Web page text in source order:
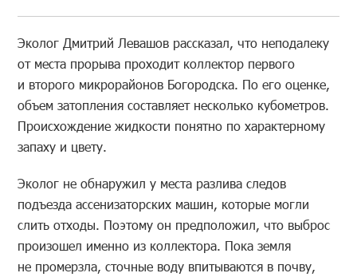
Эколог Дмитрий Левашов рассказал, что неподалеку
от места прорыва проходит коллектор первого
и второго микрорайонов Богородска. По его оценке,
объем затопления составляет несколько кубометров.
Происхождение жидкости понятно по характерному
запаху и цвету.
Эколог не обнаружил у места разлива следов
подъезда ассенизаторских машин, которые могли
слить отходы. Поэтому он предположил, что выброс
произошел именно из коллектора. Пока земля
не промерзла, сточные воду впитываются в почву,